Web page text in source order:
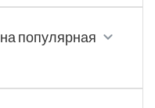
популярная